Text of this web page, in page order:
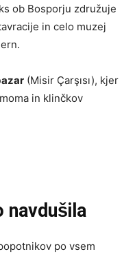
ob Bosporju združuje
in celo muzej
(Misir Çarşısı), kjer
in klinčkov
navdušila
po vsem